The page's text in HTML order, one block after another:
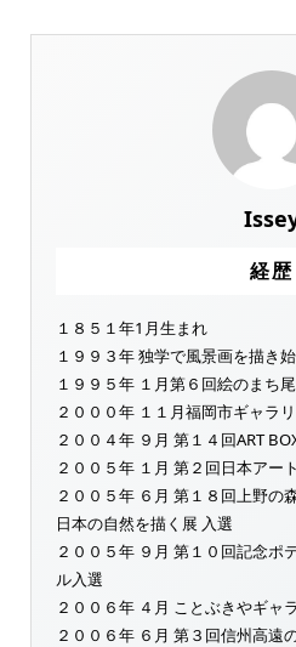
経歴
１８５１年1月生まれ
１９９３年 独学で風景画を描き
１９９５年 １月第６回絵のまち
２０００年 １１月福岡市ギャラ
２００４年 ９月 第１４回ART
２００５年 １月 第２回日本アー
２００５年 ６月 第１８回上野の
日本の自然を描く展 入選
２００５年 ９月 第１０回記念ポ
ル入選
２００６年 ４月 ことぶきやギャ
２００６年 ６月 第３回信州高遠